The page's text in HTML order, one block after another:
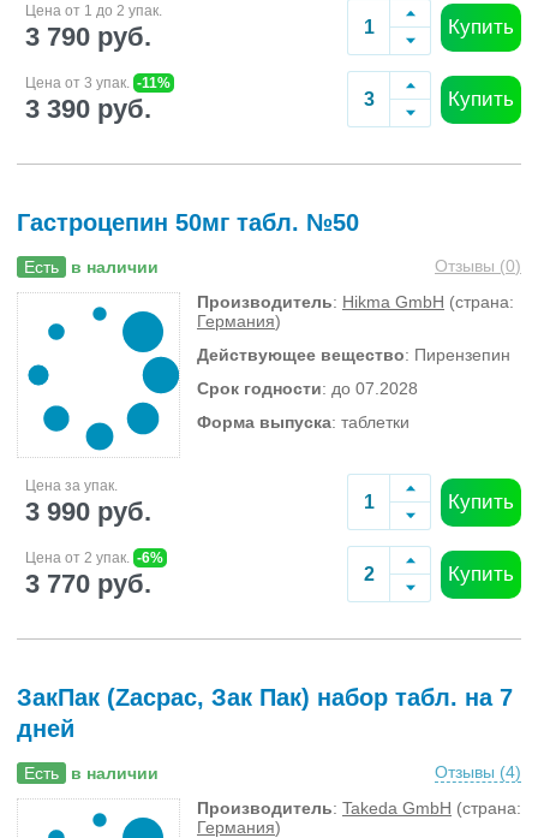
Цена от 1 до 2 упак.
3 790 руб. Купить
Цена от 3 упак. -11%
3 390 руб. Купить
Гастроцепин 50мг табл. №50
Есть в наличии Отзывы (0)
Производитель: Hikma GmbH (страна:
Германия)
Действующее вещество: Пирензепин
Срок годности: до 07.2028
Форма выпуска: таблетки
Цена за упак.
3 990 руб. Купить
Цена от 2 упак. -6%
3 770 руб. Купить
ЗакПак (Zacpac, Зак Пак) набор табл. на 7
дней
Есть в наличии Отзывы (4)
Производитель: Takeda GmbH (страна:
Германия)